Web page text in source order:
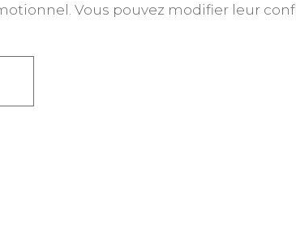
Vous pouvez modifier leur